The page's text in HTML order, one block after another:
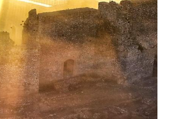
EXPLORAR ZOOM